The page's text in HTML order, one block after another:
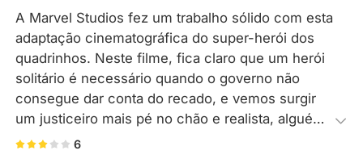
A Marvel Studios fez um trabalho sólido com esta
adaptação cinematográfica do super-herói dos
quadrinhos. Neste filme, fica claro que um herói
solitário é necessário quando o governo não
consegue dar conta do recado, e vemos surgir
um justiceiro mais pé no chão e realista, alguém
com quem podemos nos identificar muito mais
6